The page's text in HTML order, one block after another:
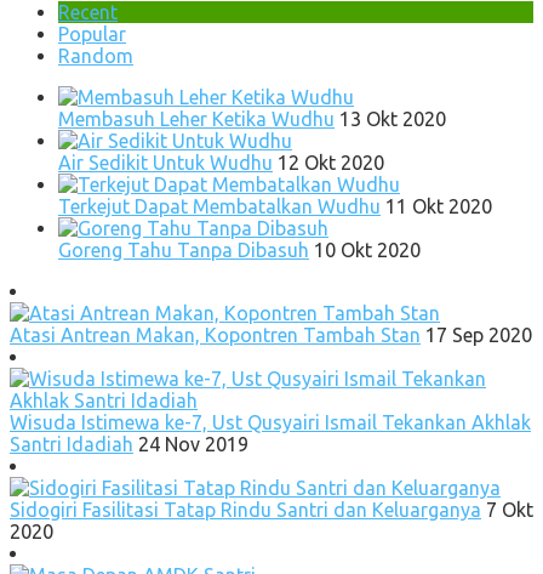
Recent
Popular
Random
Membasuh Leher Ketika Wudhu 13 Okt 2020
Air Sedikit Untuk Wudhu 12 Okt 2020
Terkejut Dapat Membatalkan Wudhu 11 Okt 2020
Goreng Tahu Tanpa Dibasuh 10 Okt 2020
Atasi Antrean Makan, Kopontren Tambah Stan 17 Sep 2020
Wisuda Istimewa ke-7, Ust Qusyairi Ismail Tekankan Akhlak
Santri Idadiah 24 Nov 2019
Sidogiri Fasilitasi Tatap Rindu Santri dan Keluarganya 7 Okt
2020